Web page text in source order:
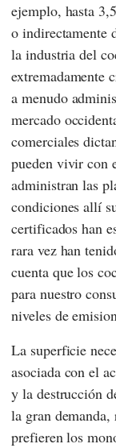
ejemplo, hasta
o indirectamente
la industria del
extremadamente
a menudo
mercado
comerciales
pueden vivir con
administran las
condiciones allí
certificados han
rara vez han
cuenta que los
para nuestro
niveles de
La superficie
asociada con el
y la destrucción
la gran
prefieren los